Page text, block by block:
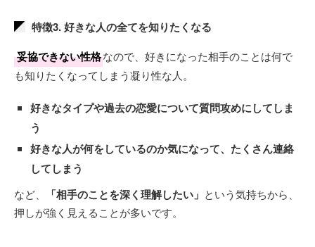
特徴3. 好きな人の全てを知りたくなる
妥協できない性格なので、好きになった相手のことは何で
も知りたくなってしまう凝り性な人。
好きなタイプや過去の恋愛について質問攻めにしてしま
う
好きな人が何をしているのか気になって、たくさん連絡
してしまう
など、 「相手のことを深く理解したい」 という気持ちから、
押しが強く見えることが多いです。